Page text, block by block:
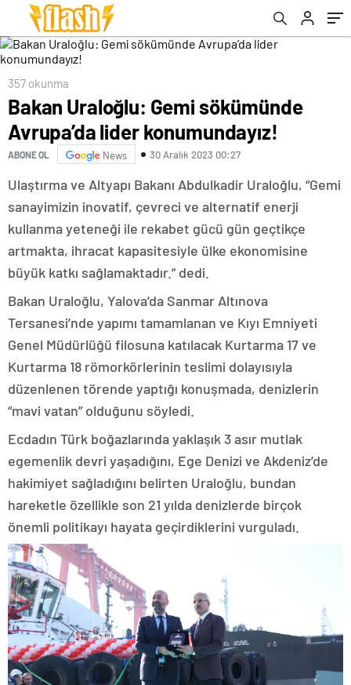
357 okunma
Bakan Uraloğlu: Gemi sökümünde
Avrupa’da lider konumundayız!
ABONE OL News 30 Aralık 2023 00:27
Ulaştırma ve Altyapı Bakanı Abdulkadir Uraloğlu, “Gemi
sanayimizin inovatif, çevreci ve alternatif enerji
kullanma yeteneği ile rekabet gücü gün geçtikçe
artmakta, ihracat kapasitesiyle ülke ekonomisine
büyük katkı sağlamaktadır.” dedi.
Bakan Uraloğlu, Yalova’da Sanmar Altınova
Tersanesi’nde yapımı tamamlanan ve Kıyı Emniyeti
Genel Müdürlüğü filosuna katılacak Kurtarma 17 ve
Kurtarma 18 römorkörlerinin teslimi dolayısıyla
düzenlenen törende yaptığı konuşmada, denizlerin
“mavi vatan” olduğunu söyledi.
Ecdadın Türk boğazlarında yaklaşık 3 asır mutlak
egemenlik devri yaşadığını, Ege Denizi ve Akdeniz’de
hakimiyet sağladığını belirten Uraloğlu, bundan
hareketle özellikle son 21 yılda denizlerde birçok
önemli politikayı hayata geçirdiklerini vurguladı.